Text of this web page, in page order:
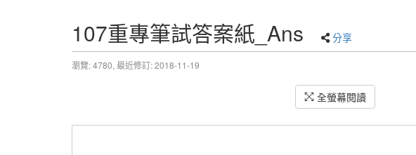
107重專筆試答案紙_Ans 分享
瀏覽: 4780, 最近修訂: 2018-11-19
全螢幕閱讀